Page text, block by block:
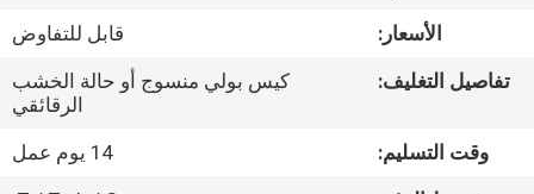
مراقبة
الجودة
اتصل
الأسعار:
قابل للتفاوض
تفاصيل التغليف:
كيس بولي منسوج أو حالة الخشب
الرقائقي
وقت التسليم:
14 يوم عمل